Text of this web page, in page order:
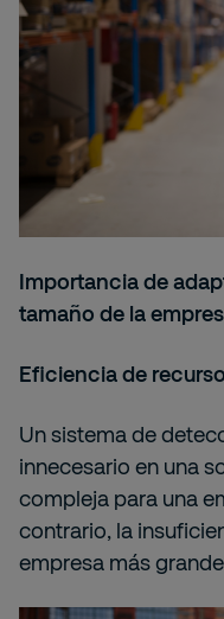
Importancia de
tamaño de la
Eficiencia de
Un sistema de
innecesario en una
compleja para una
contrario, la
empresa más